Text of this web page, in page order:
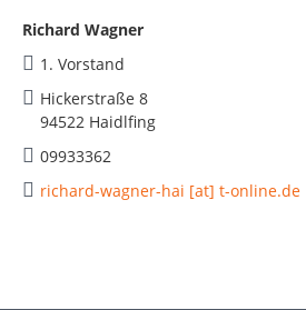
Richard Wagner
1. Vorstand
Hickerstraße 8
94522 Haidlfing
09933362
richard-wagner-hai [at] t-online.de